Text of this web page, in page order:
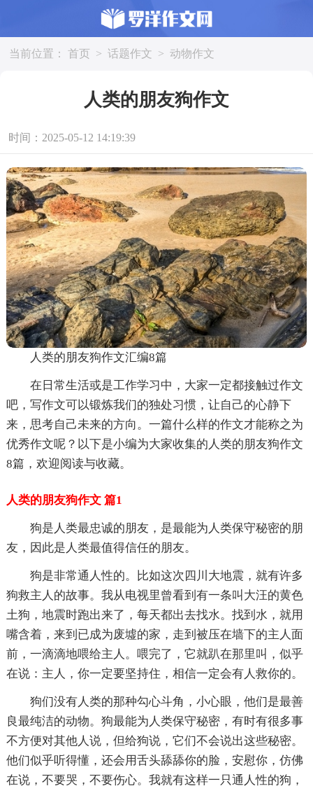
当前位置： 首页 > 话题作文 > 动物作文
人类的朋友狗作文
时间：2025-05-12 14:19:39
人类的朋友狗作文汇编8篇
在日常生活或是工作学习中，大家一定都接触过作文
吧，写作文可以锻炼我们的独处习惯，让自己的心静下
来，思考自己未来的方向。一篇什么样的作文才能称之为
优秀作文呢？以下是小编为大家收集的人类的朋友狗作文
8篇，欢迎阅读与收藏。
人类的朋友狗作文 篇1
狗是人类最忠诚的朋友，是最能为人类保守秘密的朋
友，因此是人类最值得信任的朋友。
狗是非常通人性的。比如这次四川大地震，就有许多
狗救主人的故事。我从电视里曾看到有一条叫大汪的黄色
土狗，地震时跑出来了，每天都出去找水。找到水，就用
嘴含着，来到已成为废墟的家，走到被压在墙下的主人面
前，一滴滴地喂给主人。喂完了，它就趴在那里叫，似乎
在说：主人，你一定要坚持住，相信一定会有人救你的。
狗们没有人类的那种勾心斗角，小心眼，他们是最善
良最纯洁的动物。狗最能为人类保守秘密，有时有很多事
不方便对其他人说，但给狗说，它们不会说出这些秘密。
他们似乎听得懂，还会用舌头舔舔你的脸，安慰你，仿佛
在说，不要哭，不要伤心。我就有这样一只通人性的狗，